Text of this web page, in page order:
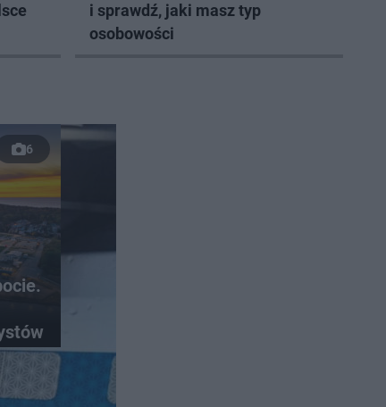
i sprawdź, jaki masz typ
osobowości
6